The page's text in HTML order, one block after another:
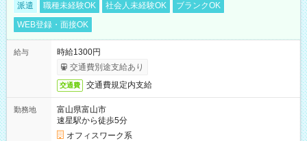
派遣 職種未経験OK 社会人未経験OK
ブランクOK
WEB登録・面接OK
給与
時給1300円
交通費別途支給あり
交通費 交通費規定内支給
勤務地
富山県富山市
速星駅から徒歩5分
オフィスワーク系